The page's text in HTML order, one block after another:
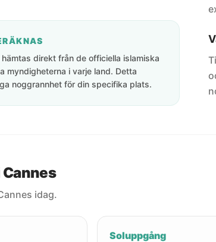
direkt från de officiella islamiska
myndigheterna i varje land. Detta
noggrannhet för din specifika plats.
idag.
Soluppgång